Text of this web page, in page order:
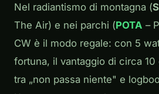
Nel radiantismo di montagna (
The Air) e nei parchi (POTA –
CW è il modo regale: con 5
fortuna, il vantaggio di circa 10
tra „non passa niente" e